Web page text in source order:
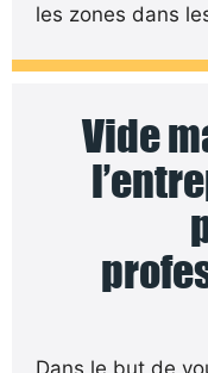
les zones dans
Vide
Dans le but de